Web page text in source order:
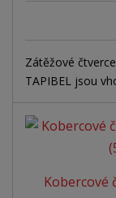
Zátěžové
TAPIBEL jsou
Kobercové